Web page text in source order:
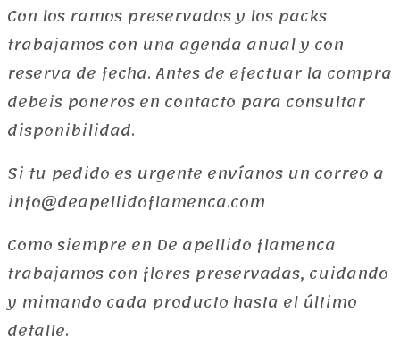
Con los ramos preservados y los packs
trabajamos con una agenda anual y con
reserva de fecha. Antes de efectuar la compra
debeis poneros en contacto para consultar
disponibilidad.
Si tu pedido es urgente envíanos un correo a
info@deapellidoflamenca.com
Como siempre en De apellido flamenca
trabajamos con flores preservadas, cuidando
y mimando cada producto hasta el último
detalle.